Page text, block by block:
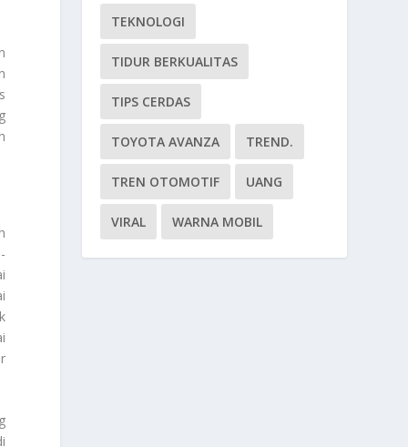
TEKNOLOGI
TIDUR BERKUALITAS
TIPS CERDAS
TOYOTA AVANZA TREND.
TREN OTOMOTIF UANG
VIRAL WARNA MOBIL